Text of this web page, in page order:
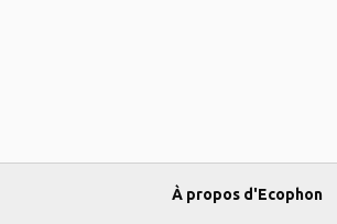
À propos d'Ecophon